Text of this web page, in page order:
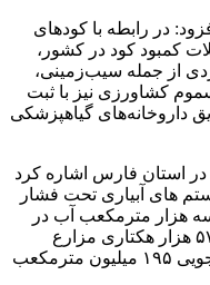
در رابطه با کودهای
کمبود کود در کشور،
از جمله سیب‌زمینی،
کشاورزی نیز با ثبت
داروخانه‌های گیاهپزشکی
در استان فارس اشاره کرد
از سیستم های آبیاری تحت فشار
هزار مترمکعب آب در
هکتار شده و در مقایسه با سطح حدود ۵۷ هزار هکتاری مزارع
سبزی و صیفی این استان باعث صرفه‌جویی ۱۹۵ میلیون مترمکعب